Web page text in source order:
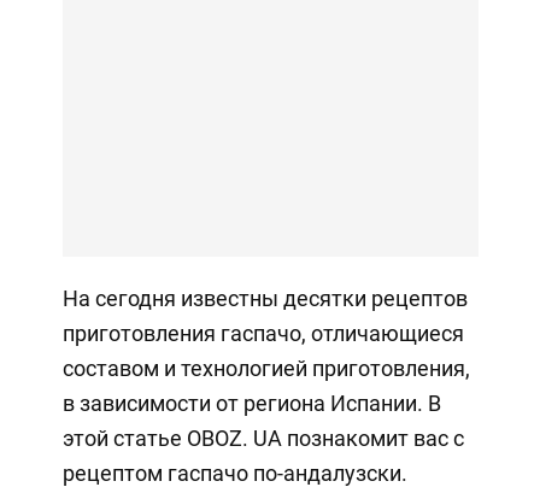
На сегодня известны десятки рецептов
приготовления гаспачо, отличающиеся
составом и технологией приготовления,
в зависимости от региона Испании. В
этой статье OBOZ. UA познакомит вас с
рецептом гаспачо по-андалузски.